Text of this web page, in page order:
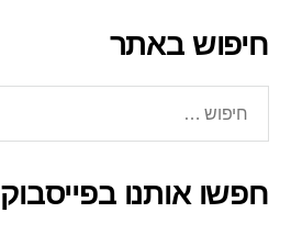
חיפוש באתר
חפשו אותנו בפייסבוק